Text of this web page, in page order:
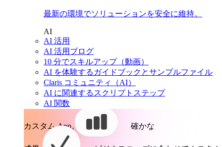
最新の環境でソリューションを安全に維持。
AI
AI 活用
AI 活用ブログ
10 分でスキルアップ（動画）
AI を体験するガイドブックとサンプルファイル
Claris コミュニティ（AI）
AI に関連するスクリプトステップ
AI 関数
カスタム App。 確かな